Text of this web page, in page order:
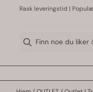
Hopp til innhold
Rask leveringstid |